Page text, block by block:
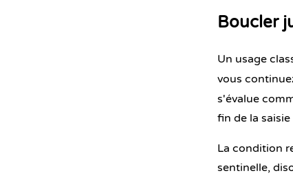
Boucler
Un usage
vous
s'évalue
fin de la
La condition
sentinelle,